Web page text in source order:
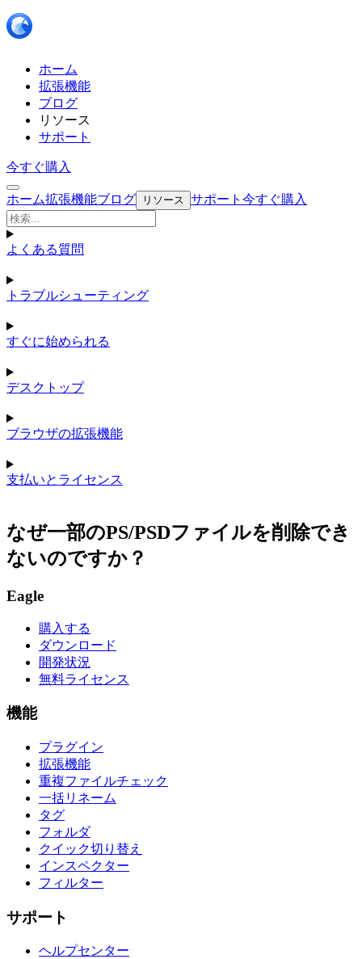
ホーム
拡張機能
ブログ
リソース
サポート
今すぐ購入
ホーム拡張機能ブログ リソース サポート 今すぐ購入
よくある質問
トラブルシューティング
すぐに始められる
デスクトップ
ブラウザの拡張機能
支払いとライセンス
なぜ一部のPS/PSDファイルを削除でき
ないのですか？
Eagle
購入する
ダウンロード
開発状況
無料ライセンス
機能
プラグイン
拡張機能
重複ファイルチェック
一括リネーム
タグ
フォルダ
クイック切り替え
インスペクター
フィルター
サポート
ヘルプセンター